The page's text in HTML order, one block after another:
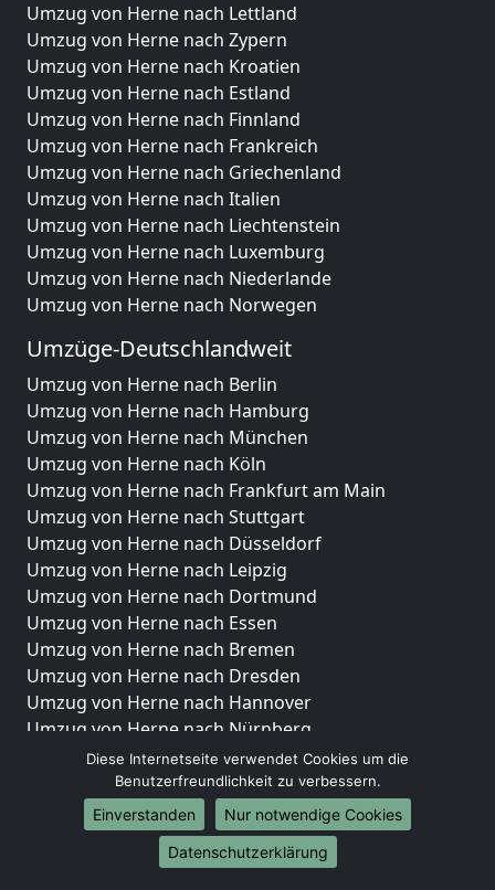
Umzug von Herne nach Lettland
Umzug von Herne nach Zypern
Umzug von Herne nach Kroatien
Umzug von Herne nach Estland
Umzug von Herne nach Finnland
Umzug von Herne nach Frankreich
Umzug von Herne nach Griechenland
Umzug von Herne nach Italien
Umzug von Herne nach Liechtenstein
Umzug von Herne nach Luxemburg
Umzug von Herne nach Niederlande
Umzug von Herne nach Norwegen
Umzüge-Deutschlandweit
Umzug von Herne nach Berlin
Umzug von Herne nach Hamburg
Umzug von Herne nach München
Umzug von Herne nach Köln
Umzug von Herne nach Frankfurt am Main
Umzug von Herne nach Stuttgart
Umzug von Herne nach Düsseldorf
Umzug von Herne nach Leipzig
Umzug von Herne nach Dortmund
Umzug von Herne nach Essen
Umzug von Herne nach Bremen
Umzug von Herne nach Dresden
Umzug von Herne nach Hannover
Umzug von Herne nach Nürnberg
Umzug von Herne nach Duisburg
Umzug von Herne nach Bochum
Umzug von Herne nach Wuppertal
Umzug von Herne nach Bielefeld
Umzug von Herne nach Bonn
Diese Internetseite verwendet Cookies um die
Benutzerfreundlichkeit zu verbessern.
Einverstanden
Nur notwendige Cookies
Datenschutzerklärung